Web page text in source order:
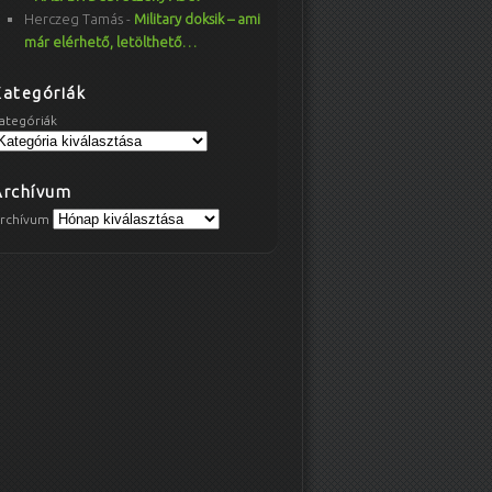
Herczeg Tamás - Military doksik – ami
már elérhető, letölthető…